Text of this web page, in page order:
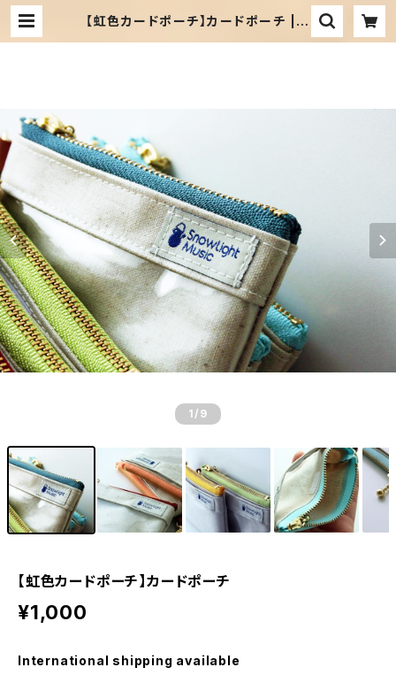
【虹色カードポーチ】カードポーチ | S
1 /9
【虹色カードポーチ】カードポーチ
¥1,000
International shipping available